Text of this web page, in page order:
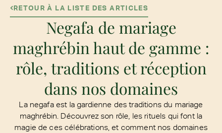
RETOUR À LA LISTE DES ARTICLES
Negafa de mariage
maghrébin haut de gamme :
rôle, traditions et réception
dans nos domaines
La negafa est la gardienne des traditions du mariage
maghrébin. Découvrez son rôle, les rituels qui font la
magie de ces célébrations, et comment nos domaines